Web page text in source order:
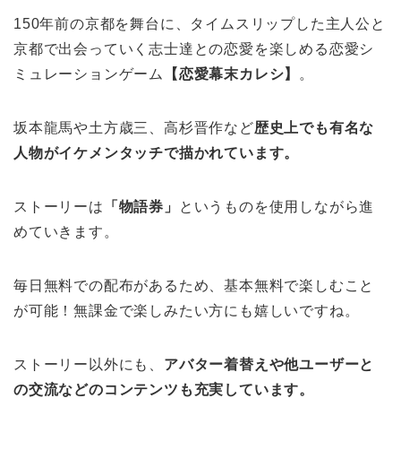
150年前の京都を舞台に、タイムスリップした主人公と
京都で出会っていく志士達 との恋愛を楽しめる恋愛シ
ミュレーションゲーム
【恋愛幕末カレシ】 。
坂本龍馬や土方歳三、高杉晋作など歴史上でも有名な
人物がイケメンタッチで描かれています。
ストーリーは 「物語券」
というものを使用しながら進
めていきます。
毎日無料での配布があるため、基本無料で楽しむこと
が可能！無課金で楽しみたい方にも嬉しいですね。
ストーリー以外にも、 アバター着替えや他ユーザーと
の交流などのコンテンツも充実しています。